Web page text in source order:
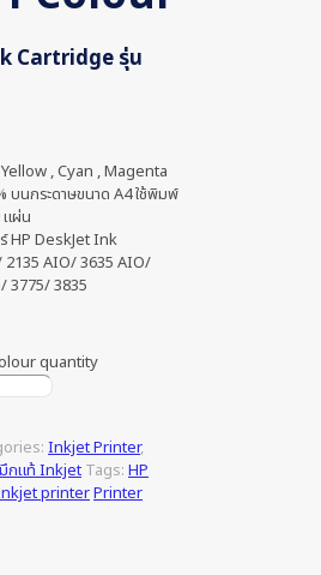
Cartridge รุ่น
, Cyan , Magenta
นกระดาษขนาด A4 ใช้พิมพ์
แผ่น
HP DeskJet Ink
AIO/ 3635 AIO/
3775/ 3835
quantity
Inkjet Printer,
กแท้ InkjetTags: HP
printerPrinter